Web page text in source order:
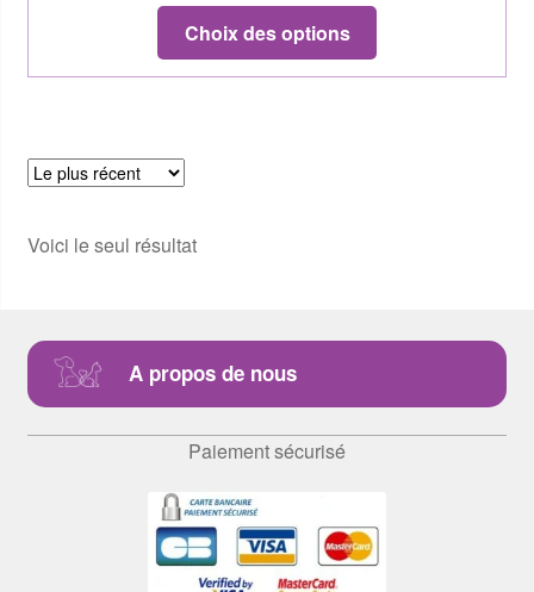
Choix des options
Voici le seul résultat
A propos de nous
Paiement sécurisé